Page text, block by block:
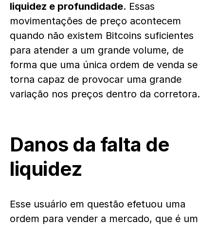
liquidez e profundidade. Essas
movimentações de preço acontecem
quando não existem Bitcoins suficientes
para atender a um grande volume, de
forma que uma única ordem de venda se
torna capaz de provocar uma grande
variação nos preços dentro da corretora.
Danos da falta de
liquidez
Esse usuário em questão efetuou uma
ordem para vender a mercado, que é um